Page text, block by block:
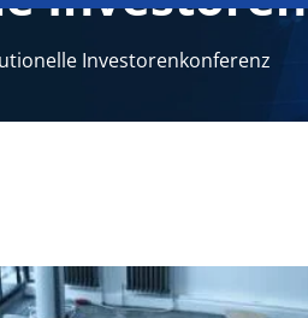
Investorenkonferenz